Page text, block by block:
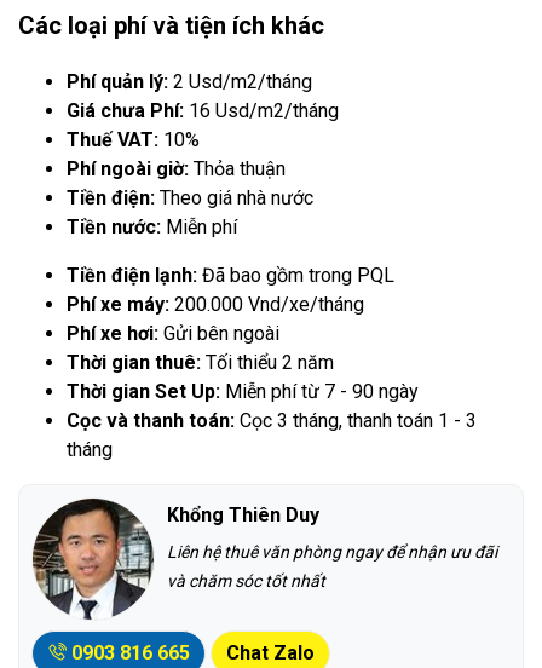
Các loại phí và tiện ích khác
Phí quản lý: 2 Usd/m2/tháng
Giá chưa Phí: 16 Usd/m2/tháng
Thuế VAT: 10%
Phí ngoài giờ: Thỏa thuận
Tiền điện: Theo giá nhà nước
Tiền nước: Miễn phí
Tiền điện lạnh: Đã bao gồm trong PQL
Phí xe máy: 200.000 Vnd/xe/tháng
Phí xe hơi: Gửi bên ngoài
Thời gian thuê: Tối thiểu 2 năm
Thời gian Set Up: Miễn phí từ 7 - 90 ngày
Cọc và thanh toán: Cọc 3 tháng, thanh toán 1 - 3
tháng
Khổng Thiên Duy
Liên hệ thuê văn phòng ngay để nhận ưu đãi
và chăm sóc tốt nhất
0903 816 665 Chat Zalo